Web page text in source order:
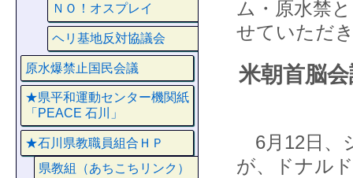
ム・原水禁
せていただ
米朝首脳
6月12日、
が、ドナル
ＮＯ！オスプレイ
ヘリ基地反対協議会
原水爆禁止国民会議
★県平和運動センター機関紙
「PEACE 石川」
★石川県教職員組合ＨＰ
県教組（あちこちリンク）